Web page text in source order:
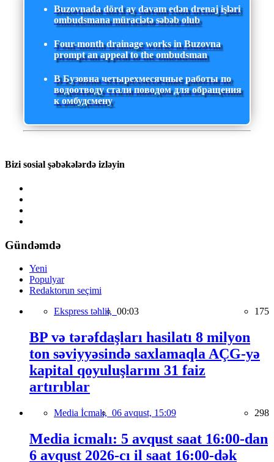
Buzovnada dörd ay davam edən drenaj işləri
ombudsmana müraciətə səbəb olub
Four-month drainage works in Buzovna
prompt an appeal to the ombudsman
В Бузовна четырехмесячные работы по
водоотводу стали поводом для обращения
к омбудсмену
Bizi sosial şəbəkələrdə izləyin
Gündəmdə
Yeni
Populyar
Redaktorun seçimi
Ekspress təhlil, 00:03 175
BP və tərəfdaşları hasilatı 8 milyon
ton səviyyəsində saxlamaqla AÇG-yə
kapital qoyuluşlarını 31 faiz
artırıblar
Media İcmalı, 06 avqust, 15:09 298
Media icmalı: 5 avqust saat 16:00-dan
6 avqust 2026-cı il saat 16:00-dək